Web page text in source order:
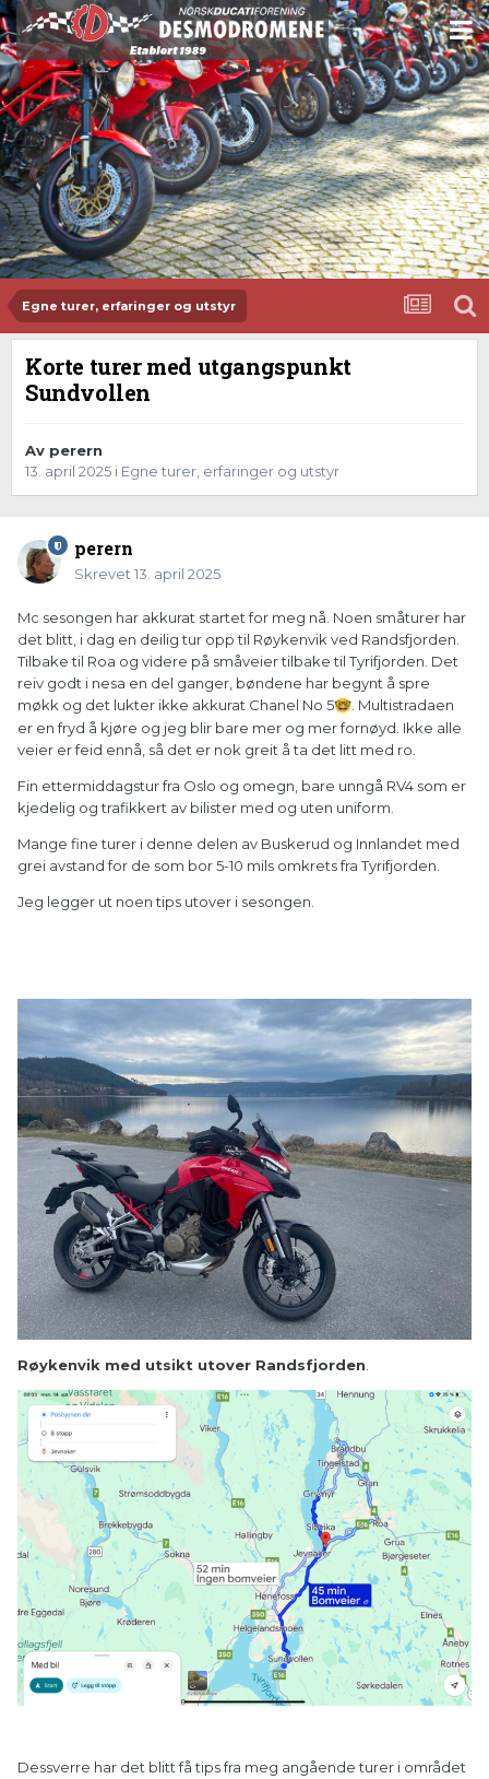
Egne turer, erfaringer og utstyr
Korte turer med utgangspunkt
Sundvollen
Av perern
13. april 2025 i Egne turer, erfaringer og utstyr
perern
Skrevet13. april 2025
Mc sesongen har akkurat startet for meg nå. Noen småturer har
det blitt, i dag en deilig tur opp til Røykenvik ved Randsfjorden.
Tilbake til Roa og videre på småveier tilbake til Tyrifjorden. Det
reiv godt i nesa en del ganger, bøndene har begynt å spre
møkk og det lukter ikke akkurat Chanel No 5🤓. Multistradaen
er en fryd å kjøre og jeg blir bare mer og mer fornøyd. Ikke alle
veier er feid ennå, så det er nok greit å ta det litt med ro.
Fin ettermiddagstur fra Oslo og omegn, bare unngå RV4 som er
kjedelig og trafikkert av bilister med og uten uniform.
Mange fine turer i denne delen av Buskerud og Innlandet med
grei avstand for de som bor 5-10 mils omkrets fra Tyrifjorden.
Jeg legger ut noen tips utover i sesongen.
Røykenvik med utsikt utover Randsfjorden.
Dessverre har det blitt få tips fra meg angående turer i området